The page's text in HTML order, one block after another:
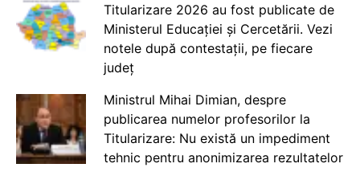
Titularizare 2026 au fost publicate de
Ministerul Educației și Cercetării. Vezi
notele după contestații, pe fiecare
județ
Ministrul Mihai Dimian, despre
publicarea numelor profesorilor la
Titularizare: Nu există un impediment
tehnic pentru anonimizarea rezultatelor